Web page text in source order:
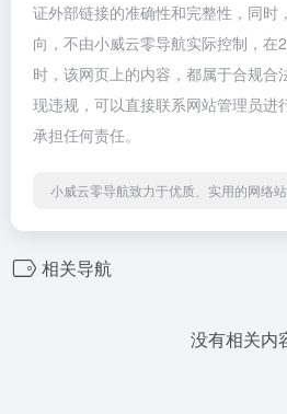
证外部链接的准确性和完整性，同时
向，不由小威云零导航实际控制，
时，该网页上的内容，都属于合规合
现违规，可以直接联系网站管理员进
承担任何责任。
小威云零导航致力于优质、实用的网络
相关导航
没有相关内